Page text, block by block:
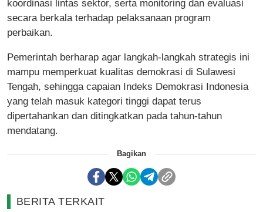
koordinasi lintas sektor, serta monitoring dan evaluasi
secara berkala terhadap pelaksanaan program
perbaikan.
Pemerintah berharap agar langkah-langkah strategis ini
mampu memperkuat kualitas demokrasi di Sulawesi
Tengah, sehingga capaian Indeks Demokrasi Indonesia
yang telah masuk kategori tinggi dapat terus
dipertahankan dan ditingkatkan pada tahun-tahun
mendatang.
Bagikan
BERITA TERKAIT